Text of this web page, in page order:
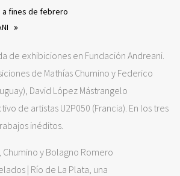
a fines de febrero
de exhibiciones en Fundación Andreani.
de Mathías Chumino y Federico
David López Mástrangelo
de artistas U2P050 (Francia). En los tres
inéditos.
y Bolagno Romero
| Río de La Plata, una